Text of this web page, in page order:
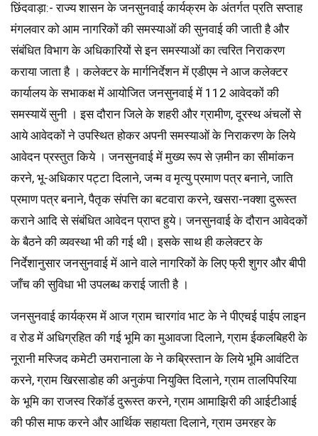
छिंदवाड़ा:- राज्य शासन के जनसुनवाई कार्यक्रम के अंतर्गत प्रति सप्ताह
मंगलवार को आम नागरिकों की समस्याओं की सुनवाई की जाती है और
संबंधित विभाग के अधिकारियों से इन समस्याओं का त्वरित निराकरण
कराया जाता है । कलेक्टर के मार्गनिर्देशन में एडीएम ने आज कलेक्टर
कार्यालय के सभाकक्ष में आयोजित जनसुनवाई में 112 आवेदकों की
समस्यायें सुनी । इस दौरान जिले के शहरी और ग्रामीण, दूरस्थ अंचलों से
आये आवेदकों ने उपस्थित होकर अपनी समस्याओं के निराकरण के लिये
आवेदन प्रस्तुत किये । जनसुनवाई में मुख्य रूप से ज़मीन का सीमांकन
करने, भू-अधिकार पट्टा दिलाने, जन्म व मृत्यु प्रमाण पत्र बनाने, जाति
प्रमाण पत्र बनाने, पैतृक संपत्ति का बटवारा करने, खसरा-नक्शा दुरूस्त
कराने आदि से संबंधित आवेदन प्राप्त हुये। जनसुनवाई के दौरान आवेदकों
के बैठने की व्यवस्था भी की गई थी। इसके साथ ही कलेक्टर के
निर्देशानुसार जनसुनवाई में आने वाले नागरिकों के लिए फ्री शुगर और बीपी
जाँच की सुविधा भी उपलब्ध कराई जाती है ।
जनसुनवाई कार्यक्रम में आज ग्राम चारगांव भाट के ने पीएचई पाईप लाइन
व रोड में अधिग्रहित की गई भूमि का मुआवजा दिलाने, ग्राम ईकलबिहरी के
नूरानी मस्जिद कमेटी उमरानाला के ने कब्रिस्तान के लिये भूमि आवंटित
करने, ग्राम खिरसाडोह की अनुकंपा नियुक्ति दिलाने, ग्राम तालपिपरिया
के भूमि का राजस्व रिकॉर्ड दुरूस्त करने, ग्राम आमाझिरी की आईटीआई
की फीस माफ करने और आर्थिक सहायता दिलाने, ग्राम उमरहर के